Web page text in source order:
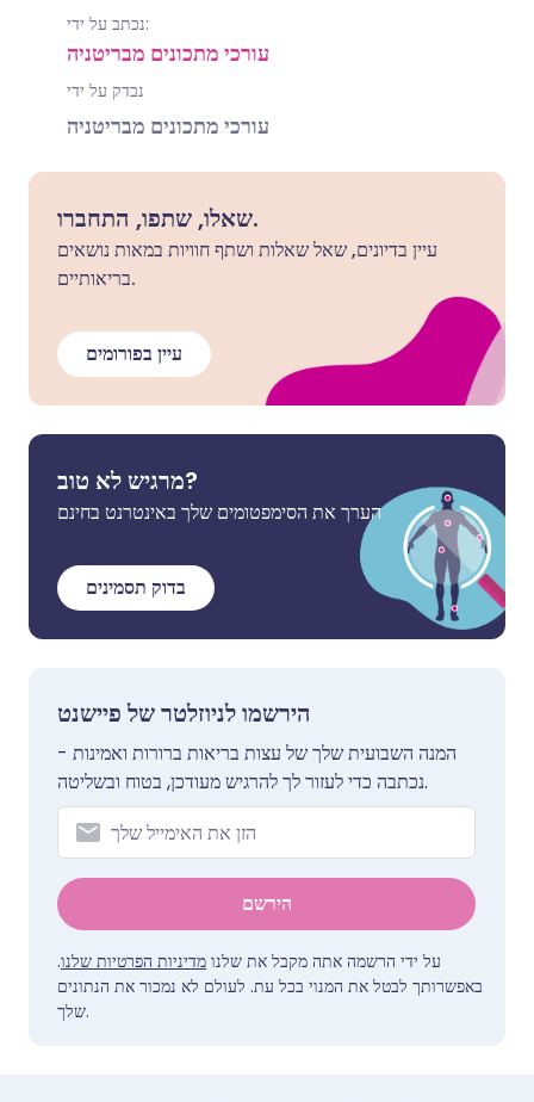
נכתב על ידי:
עורכי מתכונים מבריטניה
נבדק על ידי
עורכי מתכונים מבריטניה
שאלו, שתפו, התחברו.
עיין בדיונים, שאל שאלות ושתף חוויות במאות נושאים
בריאותיים.
עיין בפורומים
מרגיש לא טוב?
הערך את הסימפטומים שלך באינטרנט בחינם
בדוק תסמינים
הירשמו לניוזלטר של פיישנט
המנה השבועית שלך של עצות בריאות ברורות ואמינות -
נכתבה כדי לעזור לך להרגיש מעודכן, בטוח ובשליטה.
הירשם
על ידי הרשמה אתה מקבל את שלנו מדיניות הפרטיות שלנו.
באפשרותך לבטל את המנוי בכל עת. לעולם לא נמכור את הנתונים
שלך.